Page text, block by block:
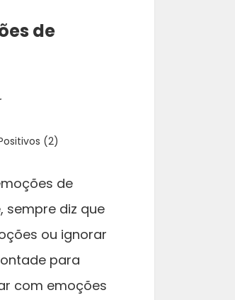
de
(2)
de
sempre diz que
ou ignorar
para
com emoções